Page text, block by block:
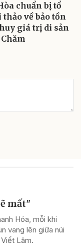
chuẩn bị tổ
thảo về bảo tồn
giá trị di sản
mất"
Hóa, mỗi khi
vang lên giữa núi
Lâm.